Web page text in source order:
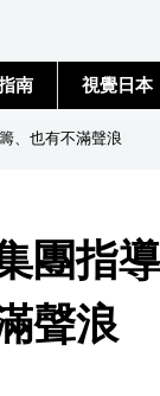
南 視覺日本
、也有不滿聲浪
團指
聲浪